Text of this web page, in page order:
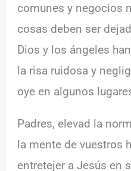
comunes y negocios
cosas deben ser
Dios y los ángeles
la risa ruidosa y
oye en algunos
Padres, elevad la
la mente de vuestros
entretejer a Jesús en